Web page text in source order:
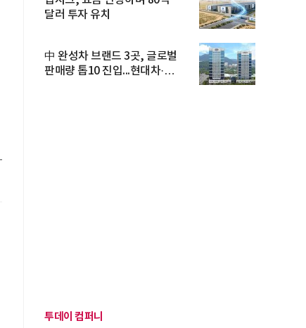
달러 투자 유치
中 완성차 브랜드 3곳, 글로벌
판매량 톱10 진입...현대차·
투데이 컴퍼니